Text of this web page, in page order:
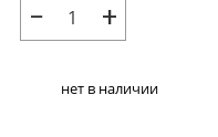
− +
нет в наличии